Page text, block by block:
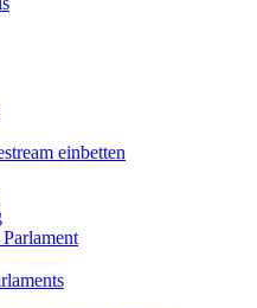
einbetten